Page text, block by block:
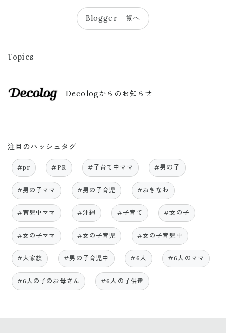
Blogger一覧へ
Topics
Decologからのお知らせ
注目のハッシュタグ
#pr #PR #子育て中ママ #男の子
#男の子ママ #男の子育児 #おきなわ
#育児中ママ #沖縄 #子育て #女の子
#女の子ママ #女の子育児 #女の子育児中
#大家族 #男の子育児中 #6人 #6人のママ
#6人の子のお母さん #6人の子供達